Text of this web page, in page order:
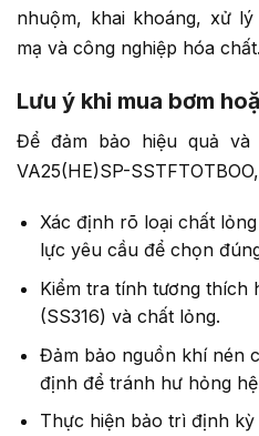
nhuộm, khai khoáng, xử
mạ và công nghiệp hóa chất.
Lưu ý khi mua bơm
Để đảm bảo hiệu quả
VA25(HE)SP-
Xác định rõ loại chất
lực yêu cầu để chọn
Kiểm tra tính tương thích
(SS316) và chất lỏng.
Đảm bảo nguồn khí nén
định để tránh hư hỏng
Thực hiện bảo trì định